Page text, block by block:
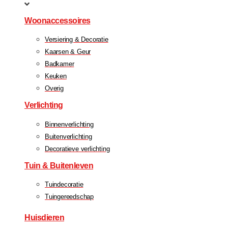
Woonaccessoires
Versiering & Decoratie
Kaarsen & Geur
Badkamer
Keuken
Overig
Verlichting
Binnenverlichting
Buitenverlichting
Decoratieve verlichting
Tuin & Buitenleven
Tuindecoratie
Tuingereedschap
Huisdieren